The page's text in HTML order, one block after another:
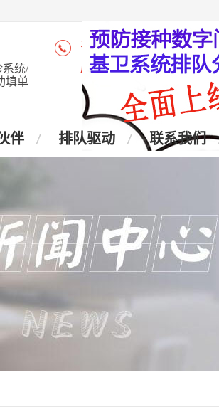
系统/
填单
咨询热线：4006-028-965
座 机：028-87438905
伴 排队驱动 联系我们